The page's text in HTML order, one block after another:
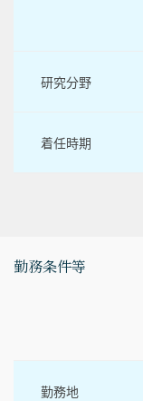
研究分野
着任時期
勤務条件等
勤務地